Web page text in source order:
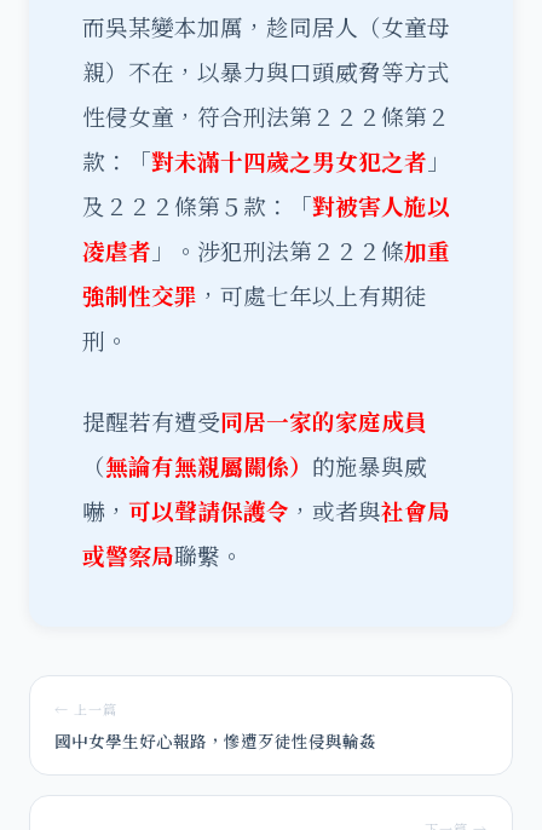
而吳某變本加厲，趁同居人（女童母
親）不在，以暴力與口頭威脅等方式
性侵女童，符合刑法第２２２條第２
款：「對未滿十四歲之男女犯之者 」
及２２２條第５款：「對被害人施以
凌虐者 」。涉犯刑法第２２２條加重
強制性交罪 ，可處七年以上有期徒
刑。
提醒若有遭受同居一家的家庭成員
（無論有無親屬關係） 的施暴與威
嚇， 可以聲請保護令 ，或者與社會局
或警察局聯繫。
← 上一篇
國中女學生好心報路，慘遭歹徒性侵與輪姦